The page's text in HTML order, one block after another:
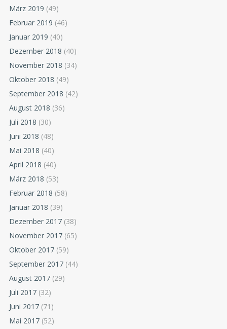
März 2019 (49)
Februar 2019 (46)
Januar 2019 (40)
Dezember 2018 (40)
November 2018 (34)
Oktober 2018 (49)
September 2018 (42)
August 2018 (36)
Juli 2018 (30)
Juni 2018 (48)
Mai 2018 (40)
April 2018 (40)
März 2018 (53)
Februar 2018 (58)
Januar 2018 (39)
Dezember 2017 (38)
November 2017 (65)
Oktober 2017 (59)
September 2017 (44)
August 2017 (29)
Juli 2017 (32)
Juni 2017 (71)
Mai 2017 (52)